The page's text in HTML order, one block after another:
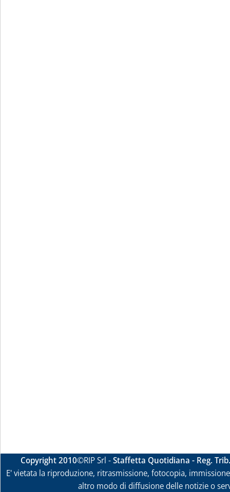
Copyright 2010©RIP Srl -Staffetta Quotidiana - Reg.
E' vietata la riproduzione, ritrasmissione, fotocopia,
altro modo di diffusione delle notizie o